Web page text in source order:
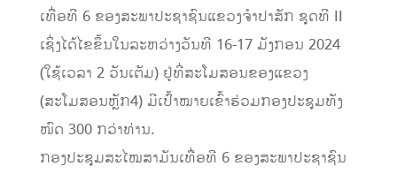
ເທື່ອທີ 6 ຂອງສະພາປະຊາຊົນແຂວງຈໍາປາສັກ ຊຸດທີ II
ເຊິ່ງໄດ້ໄຂຂຶ້ນໃນລະຫວ່າງວັນທີ 16-17 ມັງກອນ 2024
(ໃຊ້ເວລາ 2 ວັນເຕັມ) ຢູ່ທີ່ສະໂມສອນຂອງແຂວງ
(ສະໂມສອນຫຼັກ4) ມີເປົ້າໝາຍເຂົ້າຮ່ວມກອງປະຊຸມທັງ
ໜົດ 300 ກວ່າທ່ານ.
ກອງປະຊຸມສະໄໝສາມັນເທື່ອທີ 6 ຂອງສະພາປະຊາຊົນ